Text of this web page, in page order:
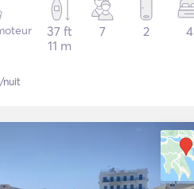
37 ft
11 m
7 2 4